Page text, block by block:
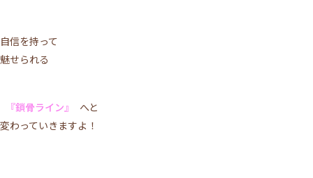
自信を持って
魅せられる
『鎖骨ライン』
へと
変わっていきますよ！